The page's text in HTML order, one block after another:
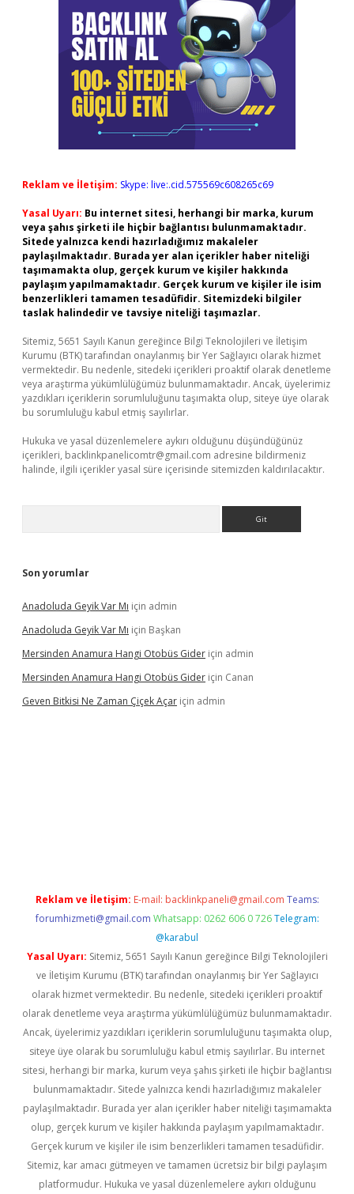
Reklam ve İletişim: Skype: live:.cid.575569c608265c69
Yasal Uyarı: Bu internet sitesi, herhangi bir marka, kurum
veya şahıs şirketi ile hiçbir bağlantısı bulunmamaktadır.
Sitede yalnızca kendi hazırladığımız makaleler
paylaşılmaktadır. Burada yer alan içerikler haber niteliği
taşımamakta olup, gerçek kurum ve kişiler hakkında
paylaşım yapılmamaktadır. Gerçek kurum ve kişiler ile isim
benzerlikleri tamamen tesadüfidir. Sitemizdeki bilgiler
taslak halindedir ve tavsiye niteliği taşımazlar.
Sitemiz, 5651 Sayılı Kanun gereğince Bilgi Teknolojileri ve İletişim
Kurumu (BTK) tarafından onaylanmış bir Yer Sağlayıcı olarak hizmet
vermektedir. Bu nedenle, sitedeki içerikleri proaktif olarak denetleme
veya araştırma yükümlülüğümüz bulunmamaktadır. Ancak, üyelerimiz
yazdıkları içeriklerin sorumluluğunu taşımakta olup, siteye üye olarak
bu sorumluluğu kabul etmiş sayılırlar.
Hukuka ve yasal düzenlemelere aykırı olduğunu düşündüğünüz
içerikleri, backlinkpanelicomtr@gmail.com adresine bildirmeniz
halinde, ilgili içerikler yasal süre içerisinde sitemizden kaldırılacaktır.
Son yorumlar
Anadoluda Geyik Var Mı için admin
Anadoluda Geyik Var Mı için Başkan
Mersinden Anamura Hangi Otobüs Gider için admin
Mersinden Anamura Hangi Otobüs Gider için Canan
Geven Bitkisi Ne Zaman Çiçek Açar için admin
Reklam ve İletişim: E-mail: backlinkpaneli@gmail.com Teams:
forumhizmeti@gmail.com Whatsapp: 0262 606 0 726 Telegram:
@karabul
Yasal Uyarı: Sitemiz, 5651 Sayılı Kanun gereğince Bilgi Teknolojileri
ve İletişim Kurumu (BTK) tarafından onaylanmış bir Yer Sağlayıcı
olarak hizmet vermektedir. Bu nedenle, sitedeki içerikleri proaktif
olarak denetleme veya araştırma yükümlülüğümüz bulunmamaktadır.
Ancak, üyelerimiz yazdıkları içeriklerin sorumluluğunu taşımakta olup,
siteye üye olarak bu sorumluluğu kabul etmiş sayılırlar. Bu internet
sitesi, herhangi bir marka, kurum veya şahıs şirketi ile hiçbir bağlantısı
bulunmamaktadır. Sitede yalnızca kendi hazırladığımız makaleler
paylaşılmaktadır. Burada yer alan içerikler haber niteliği taşımamakta
olup, gerçek kurum ve kişiler hakkında paylaşım yapılmamaktadır.
Gerçek kurum ve kişiler ile isim benzerlikleri tamamen tesadüfidir.
Sitemiz, kar amacı gütmeyen ve tamamen ücretsiz bir bilgi paylaşım
platformudur. Hukuka ve yasal düzenlemelere aykırı olduğunu